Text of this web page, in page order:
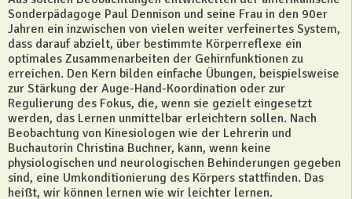
Sonderpädagoge Paul Dennison und seine Frau in den 90er
Jahren ein inzwischen von vielen weiter verfeinertes System,
dass darauf abzielt, über bestimmte Körperreflexe ein
optimales Zusammenarbeiten der Gehirnfunktionen zu
erreichen. Den Kern bilden einfache Übungen, beispielsweise
zur Stärkung der Auge-Hand-Koordination oder zur
Regulierung des Fokus, die, wenn sie gezielt eingesetzt
werden, das Lernen unmittelbar erleichtern sollen. Nach
Beobachtung von Kinesiologen wie der Lehrerin und
Buchautorin Christina Buchner, kann, wenn keine
physiologischen und neurologischen Behinderungen gegeben
sind, eine Umkonditionierung des Körpers stattfinden. Das
heißt, wir können lernen wie wir leichter lernen.